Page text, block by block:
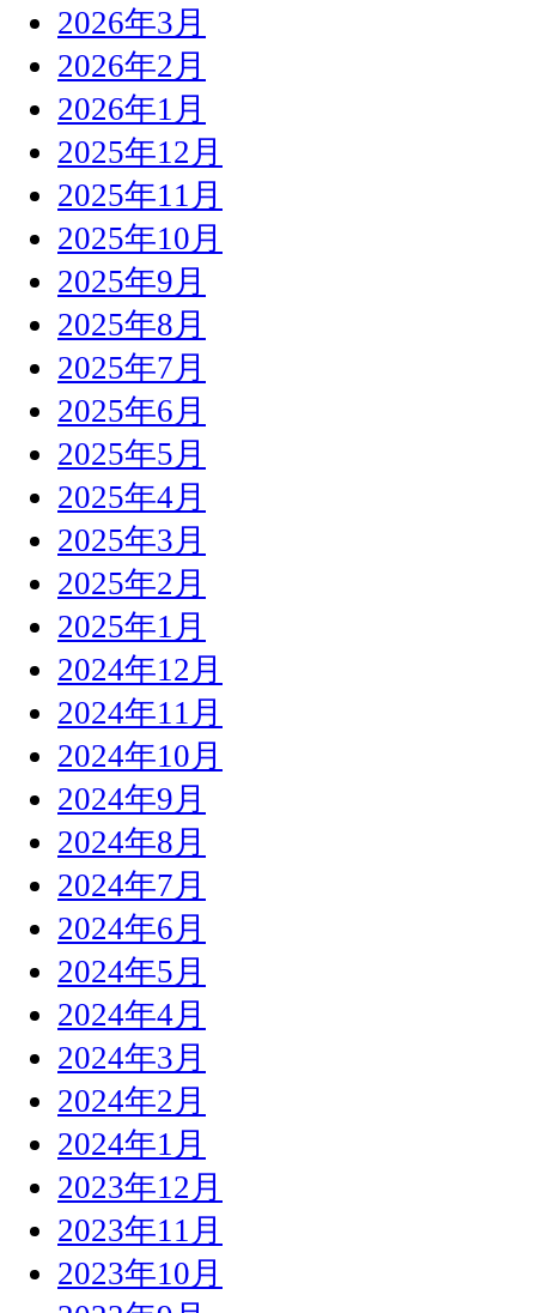
2026年3月
2026年2月
2026年1月
2025年12月
2025年11月
2025年10月
2025年9月
2025年8月
2025年7月
2025年6月
2025年5月
2025年4月
2025年3月
2025年2月
2025年1月
2024年12月
2024年11月
2024年10月
2024年9月
2024年8月
2024年7月
2024年6月
2024年5月
2024年4月
2024年3月
2024年2月
2024年1月
2023年12月
2023年11月
2023年10月